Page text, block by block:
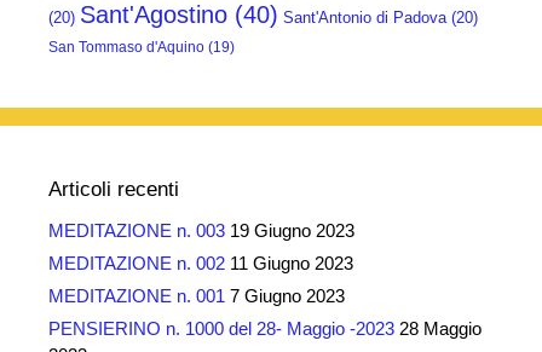
(20) Sant'Agostino (40) Sant'Antonio di Padova(20)
San Tommaso d'Aquino (19)
Articoli recenti
MEDITAZIONE n. 003 19 Giugno 2023
MEDITAZIONE n. 002 11 Giugno 2023
MEDITAZIONE n. 001 7 Giugno 2023
PENSIERINO n. 1000 del 28- Maggio -2023 28 Maggio